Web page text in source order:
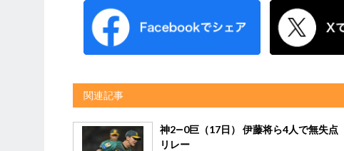
関連記事
神2―0巨（17日） 伊藤将ら4人で無失点
リレー